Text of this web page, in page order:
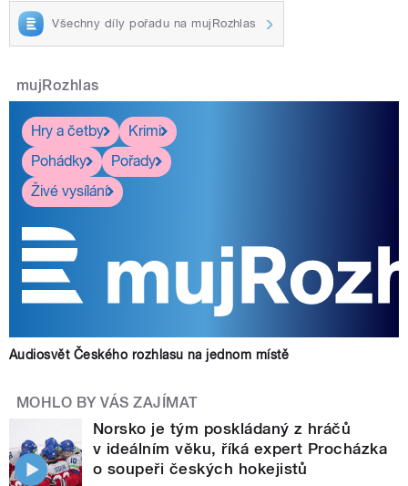
Všechny díly pořadu na mujRozhlas
mujRozhlas
Hry a četby
Krimi
Pohádky
Pořady
Živé vysílání
Audiosvět Českého rozhlasu na jednom místě
MOHLO BY VÁS ZAJÍMAT
Norsko je tým poskládaný z hráčů
v ideálním věku, říká expert Procházka
o soupeři českých hokejistů